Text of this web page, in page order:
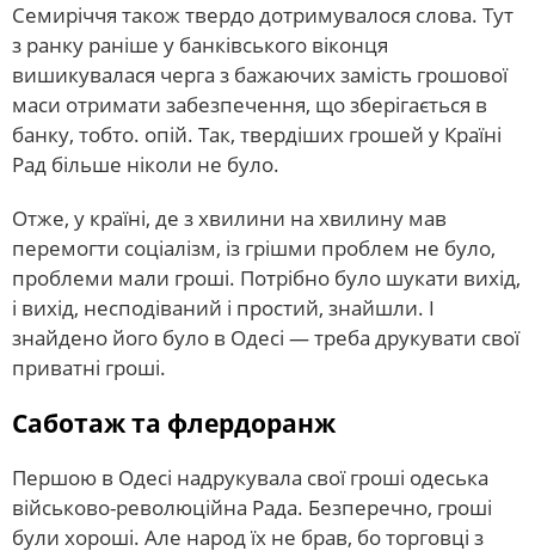
Семиріччя також твердо дотримувалося слова. Тут
з ранку раніше у банківського віконця
вишикувалася черга з бажаючих замість грошової
маси отримати забезпечення, що зберігається в
банку, тобто. опій. Так, твердіших грошей у Країні
Рад більше ніколи не було.
Отже, у країні, де з хвилини на хвилину мав
перемогти соціалізм, із грішми проблем не було,
проблеми мали гроші. Потрібно було шукати вихід,
і вихід, несподіваний і простий, знайшли. І
знайдено його було в Одесі — треба друкувати свої
приватні гроші.
Саботаж та флердоранж
Першою в Одесі надрукувала свої гроші одеська
військово-революційна Рада. Безперечно, гроші
були хороші. Але народ їх не брав, бо торговці з